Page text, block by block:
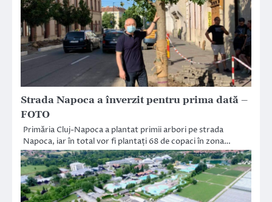
Strada Napoca a înverzit pentru prima dată –
FOTO
Primăria Cluj-Napoca a plantat primii arbori pe strada
Napoca, iar în total vor fi plantați 68 de copaci în zona…